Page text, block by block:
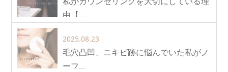
由【…
2025.08.23
毛穴凸凹、ニキビ跡に悩んでいた私がノ
ーフ…